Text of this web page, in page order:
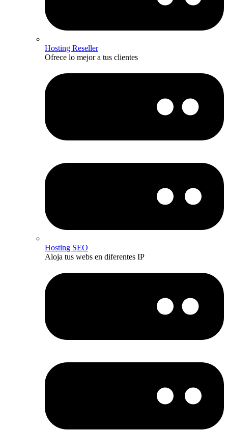
Hosting Reseller
Ofrece lo mejor a tus clientes
Hosting SEO
Aloja tus webs en diferentes IP